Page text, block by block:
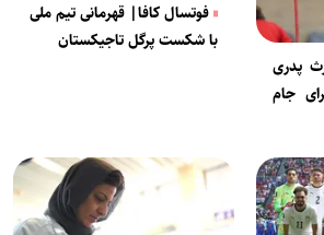
پدری
جام
فوتسال کافا| قهرمانی تیم ملی
با شکست پرگل تاجیکستان